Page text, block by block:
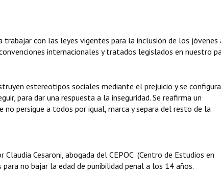
con las leyes vigentes para la inclusión de los jóvenes
internacionales y tratados legislados en nuestro
estereotipos sociales mediante el prejuicio y se configura
para dar una respuesta a la inseguridad. Se reafirma un
persigue a todos por igual, marca y separa del resto de la
Cesaroni, abogada del CEPOC (Centro de Estudios en
no bajar la edad de punibilidad penal a los 14 años.